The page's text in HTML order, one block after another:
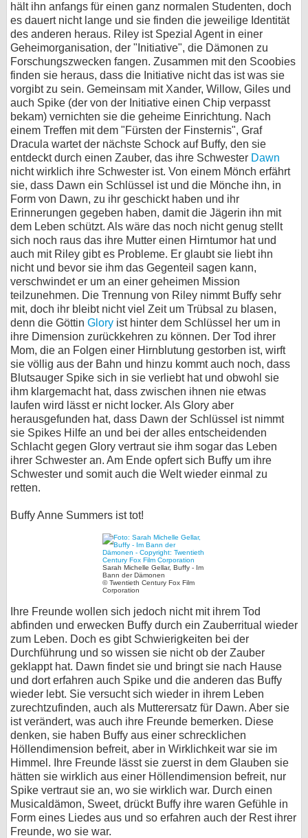
hält ihn anfangs für einen ganz normalen Studenten, doch
es dauert nicht lange und sie finden die jeweilige Identität
des anderen heraus. Riley ist Spezial Agent in einer
Geheimorganisation, der "Initiative", die Dämonen zu
Forschungszwecken fangen. Zusammen mit den Scoobies
finden sie heraus, dass die Initiative nicht das ist was sie
vorgibt zu sein. Gemeinsam mit Xander, Willow, Giles und
auch Spike (der von der Initiative einen Chip verpasst
bekam) vernichten sie die geheime Einrichtung. Nach
einem Treffen mit dem "Fürsten der Finsternis", Graf
Dracula wartet der nächste Schock auf Buffy, den sie
entdeckt durch einen Zauber, das ihre Schwester Dawn
nicht wirklich ihre Schwester ist. Von einem Mönch erfährt
sie, dass Dawn ein Schlüssel ist und die Mönche ihn, in
Form von Dawn, zu ihr geschickt haben und ihr
Erinnerungen gegeben haben, damit die Jägerin ihn mit
dem Leben schützt. Als wäre das noch nicht genug stellt
sich noch raus das ihre Mutter einen Hirntumor hat und
auch mit Riley gibt es Probleme. Er glaubt sie liebt ihn
nicht und bevor sie ihm das Gegenteil sagen kann,
verschwindet er um an einer geheimen Mission
teilzunehmen. Die Trennung von Riley nimmt Buffy sehr
mit, doch ihr bleibt nicht viel Zeit um Trübsal zu blasen,
denn die Göttin Glory ist hinter dem Schlüssel her um in
ihre Dimension zurückkehren zu können. Der Tod ihrer
Mom, die an Folgen einer Hirnblutung gestorben ist, wirft
sie völlig aus der Bahn und hinzu kommt auch noch, dass
Blutsauger Spike sich in sie verliebt hat und obwohl sie
ihm klargemacht hat, dass zwischen ihnen nie etwas
laufen wird lässt er nicht locker. Als Glory aber
herausgefunden hat, dass Dawn der Schlüssel ist nimmt
sie Spikes Hilfe an und bei der alles entscheidenden
Schlacht gegen Glory vertraut sie ihm sogar das Leben
ihrer Schwester an. Am Ende opfert sich Buffy um ihre
Schwester und somit auch die Welt wieder einmal zu
retten.
Buffy Anne Summers ist tot!
Sarah Michelle Gellar, Buffy - Im
Bann der Dämonen
© Twentieth Century Fox Film
Corporation
Ihre Freunde wollen sich jedoch nicht mit ihrem Tod
abfinden und erwecken Buffy durch ein Zauberritual wieder
zum Leben. Doch es gibt Schwierigkeiten bei der
Durchführung und so wissen sie nicht ob der Zauber
geklappt hat. Dawn findet sie und bringt sie nach Hause
und dort erfahren auch Spike und die anderen das Buffy
wieder lebt. Sie versucht sich wieder in ihrem Leben
zurechtzufinden, auch als Mutterersatz für Dawn. Aber sie
ist verändert, was auch ihre Freunde bemerken. Diese
denken, sie haben Buffy aus einer schrecklichen
Höllendimension befreit, aber in Wirklichkeit war sie im
Himmel. Ihre Freunde lässt sie zuerst in dem Glauben sie
hätten sie wirklich aus einer Höllendimension befreit, nur
Spike vertraut sie an, wo sie wirklich war. Durch einen
Musicaldämon, Sweet, drückt Buffy ihre waren Gefühle in
Form eines Liedes aus und so erfahren auch der Rest ihrer
Freunde, wo sie war.